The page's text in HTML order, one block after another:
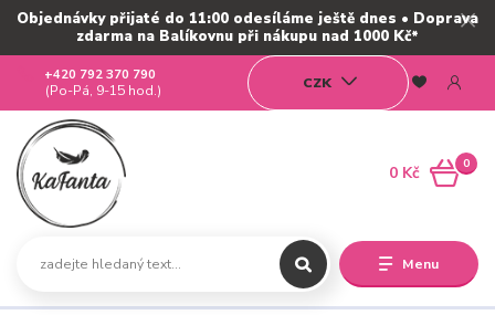
Objednávky přijaté do 11:00 odesíláme ještě dnes • Doprava
zdarma na Balíkovnu při nákupu nad 1000 Kč*
Menu
CZK
+420 792 370 790
(Po-Pá, 9-15 hod.)
0
0 Kč